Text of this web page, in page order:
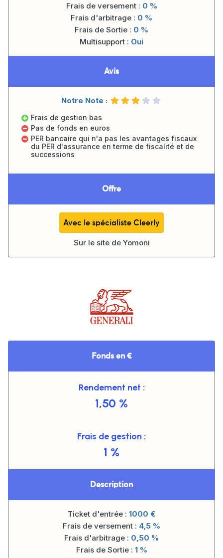
Frais de versement : 0 %
Frais d'arbitrage : 0 %
Frais de Sortie : 0 %
Multisupport : Oui
Avis
Notre Note :
Frais de gestion bas
Pas de fonds en euros
PER bancaire qui n'a pas les avantages fiscaux
du PER d'assurance en terme de fiscalité et de
successions
Offre
Avec le spécialiste Cleerly
Sur le site de Yomoni
Fonds en €
Rendement net :
1,50 %
Frais de gestion :
1 %
Description
Ticket d'entrée : 1000 €
Frais de versement : 4,5 %
Frais d'arbitrage : 0,50 %
Frais de Sortie : 1 %